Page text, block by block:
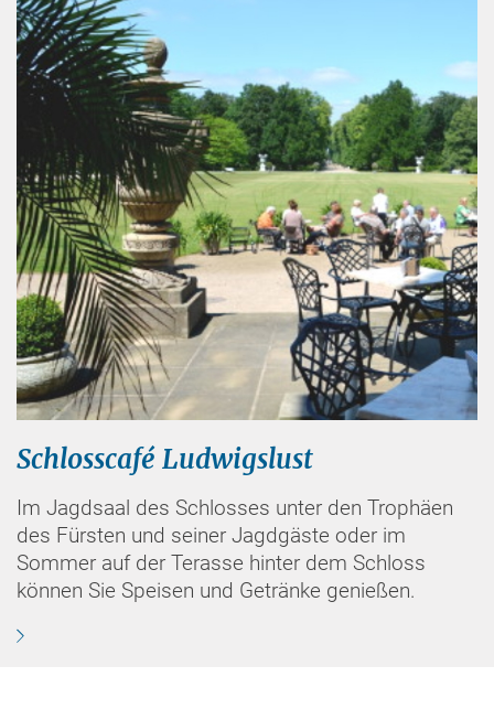
Schlosscafé Ludwigslust
Im Jagdsaal des Schlosses unter den Trophäen
des Fürsten und seiner Jagdgäste oder im
Sommer auf der Terasse hinter dem Schloss
können Sie Speisen und Getränke genießen.